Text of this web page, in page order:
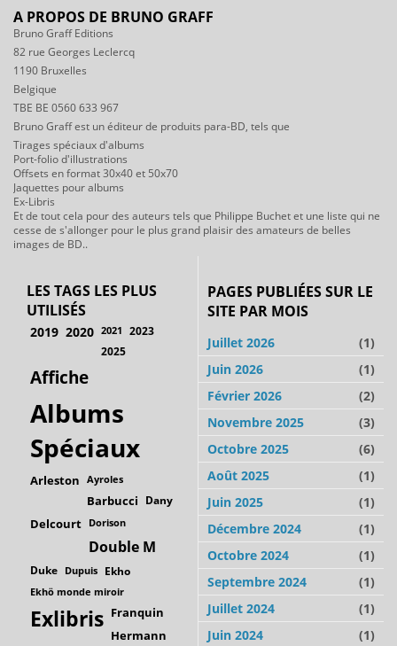
A PROPOS DE BRUNO GRAFF
Bruno Graff Editions
82 rue Georges Leclercq
1190 Bruxelles
Belgique
TBE BE 0560 633 967
Bruno Graff est un éditeur de produits para-BD, tels que
Tirages spéciaux d'albums
Port-folio d'illustrations
Offsets en format 30x40 et 50x70
Jaquettes pour albums
Ex-Libris
Et de tout cela pour des auteurs tels que Philippe Buchet et une liste qui ne
cesse de s'allonger pour le plus grand plaisir des amateurs de belles
images de BD..
LES TAGS LES PLUS
UTILISÉS
2019 2020 2021 2023
2025
Affiche
Albums
Spéciaux
Arleston Ayroles
Barbucci Dany
Delcourt Dorison
Double M
Duke Dupuis Ekho
Ekhö monde miroir
Exlibris Franquin
Hermann
PAGES PUBLIÉES SUR LE
SITE PAR MOIS
Juillet 2026
(1)
Juin 2026
(1)
Février 2026
(2)
Novembre 2025
(3)
Octobre 2025
(6)
Août 2025
(1)
Juin 2025
(1)
Décembre 2024
(1)
Octobre 2024
(1)
Septembre 2024
(1)
Juillet 2024
(1)
Juin 2024
(1)